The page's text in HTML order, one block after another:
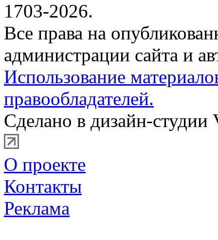
1703-2026.
Все права на
администрации сайта и
Использование
правообладателей.
Сделано в дизайн-студии
О проекте
Контакты
Реклама